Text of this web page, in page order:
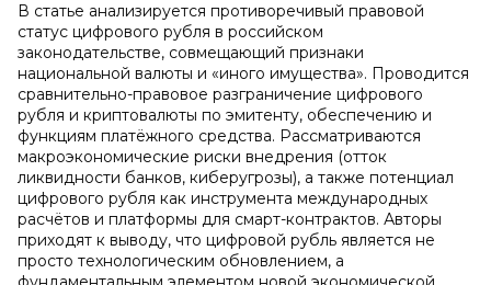
В статье анализируется противоречивый правовой
статус цифрового рубля в российском
законодательстве, совмещающий признаки
национальной валюты и «иного имущества». Проводится
сравнительно-правовое разграничение цифрового
рубля и криптовалюты по эмитенту, обеспечению и
функциям платёжного средства. Рассматриваются
макроэкономические риски внедрения (отток
ликвидности банков, киберугрозы), а также потенциал
цифрового рубля как инструмента международных
расчётов и платформы для смарт-контрактов. Авторы
приходят к выводу, что цифровой рубль является не
просто технологическим обновлением, а